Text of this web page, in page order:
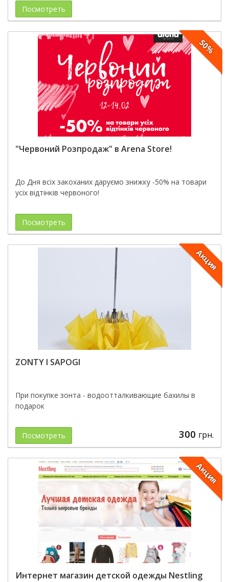
Посмотреть
50%
"Червоний Розпродаж" в Arena Store!
До Дня всіх закоханих даруємо знижку -50% на товари
усіх відтінків червоного!
Посмотреть
Акция
ZONTY I SAPOGI
При покупке зонта - водоотталкивающие бахилы в
подарок
Посмотреть 300 грн.
Акция
Интернет магазин детской одежды Nestling